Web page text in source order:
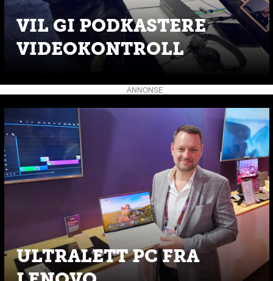
VIL GI PODKASTERE
VIDEOKONTROLL
ANNONSE
ULTRALETT PC FRA